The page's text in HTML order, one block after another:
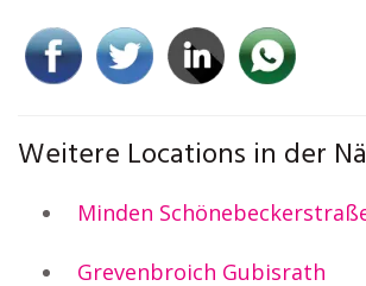
Weitere Locations in der
Minden
Grevenbroich Gubisrath